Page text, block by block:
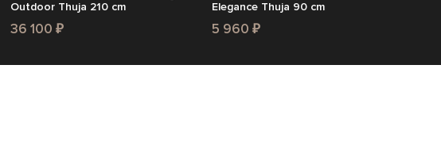
Outdoor Thuja 210 cm
36 100 ₽
Elegance Thuja 90 cm
5 960 ₽